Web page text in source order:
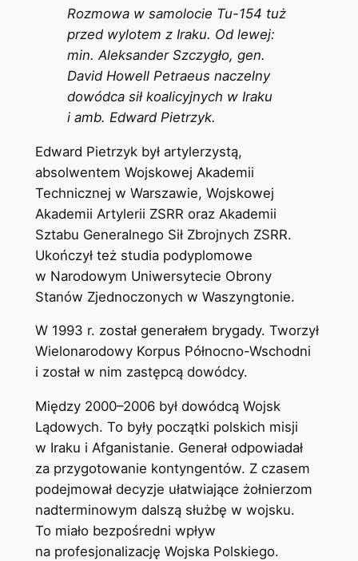
Rozmowa w samolocie Tu-154 tuż
przed wylotem z Iraku. Od lewej:
min. Aleksander Szczygło, gen.
David Howell Petraeus naczelny
dowódca sił koalicyjnych w Iraku
i amb. Edward Pietrzyk.
Edward Pietrzyk był artylerzystą,
absolwentem Wojskowej Akademii
Technicznej w Warszawie, Wojskowej
Akademii Artylerii ZSRR oraz Akademii
Sztabu Generalnego Sił Zbrojnych ZSRR.
Ukończył też studia podyplomowe
w Narodowym Uniwersytecie Obrony
Stanów Zjednoczonych w Waszyngtonie.
W 1993 r. został generałem brygady. Tworzył
Wielonarodowy Korpus Północno-Wschodni
i został w nim zastępcą dowódcy.
Między 2000–2006 był dowódcą Wojsk
Lądowych. To były początki polskich misji
w Iraku i Afganistanie. Generał odpowiadał
za przygotowanie kontyngentów. Z czasem
podejmował decyzje ułatwiające żołnierzom
nadterminowym dalszą służbę w wojsku.
To miało bezpośredni wpływ
na profesjonalizację Wojska Polskiego.